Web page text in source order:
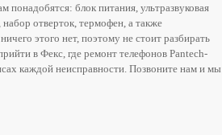
понадобятся: блок питания, ультразвуковая
набор отверток, термофен, а также
этого нет, поэтому не стоит разбирать
в Фекс, где ремонт телефонов Pantech-
каждой неисправности. Позвоните нам и мы